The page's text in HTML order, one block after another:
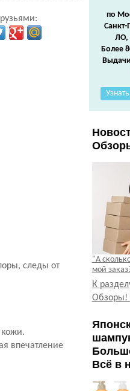
следы от
кожи.
впечатление
по
Санкт-
ЛО,
Более
"А
мой
К
Обзоры!
Всё в